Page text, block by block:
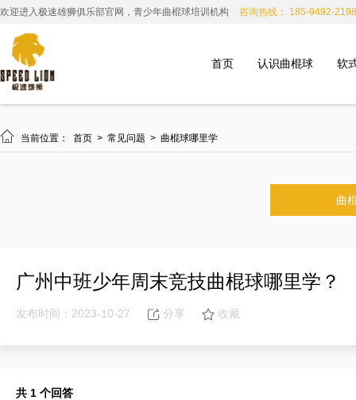
欢迎进入极速雄狮俱乐部官网，青少年曲棍球培训机构 咨询热线： 185-9492-2198
首页 认识曲棍球 软
 当前位置： 首页 > 常见问题 > 曲棍球哪里学
曲
广州中班少年周末竞技曲棍球哪里学？
发布时间：2023-10-27 分享 收藏
共 1 个回答